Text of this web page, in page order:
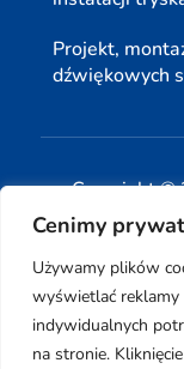
Cenimy
Używamy plików
wyświetlać
indywidualnych
na stronie.
Projekt,
dźwiękowych
Copyright ©
|